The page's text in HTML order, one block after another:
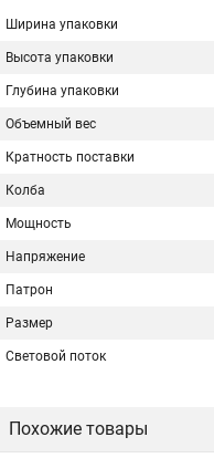
Ширина упаковки
Высота упаковки
Глубина упаковки
Объемный вес
Кратность поставки
Колба
Мощность
Напряжение
Патрон
Размер
Световой поток
Похожие товары